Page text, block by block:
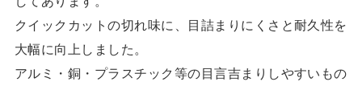
クイックカットの切れ味に、目詰まりにくさと耐久性を
大幅に向上しました。
アルミ・銅・プラスチック等の目言吉まりしやすいもの